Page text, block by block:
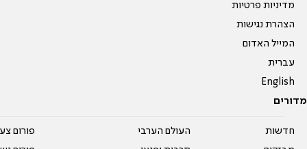
מדיניות פרטיות
הצהרת נגישות
המייל האדום
עברית
English
מדורים
חדשות
העולם הערבי
פורום